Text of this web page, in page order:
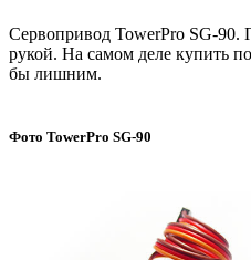
Сервопривод TowerPro SG-90.
рукой. На самом деле купить
бы лишним.
Фото TowerPro SG-90